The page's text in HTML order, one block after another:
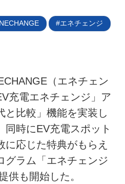
ード
ル
ついて
エネチェンジ
（エネチェン
充電エネチェンジ」ア
と比較」機能を実装し
同時にEV充電スポット
応じた特典がもらえ
グラム「エネチェンジ
供も開始した。